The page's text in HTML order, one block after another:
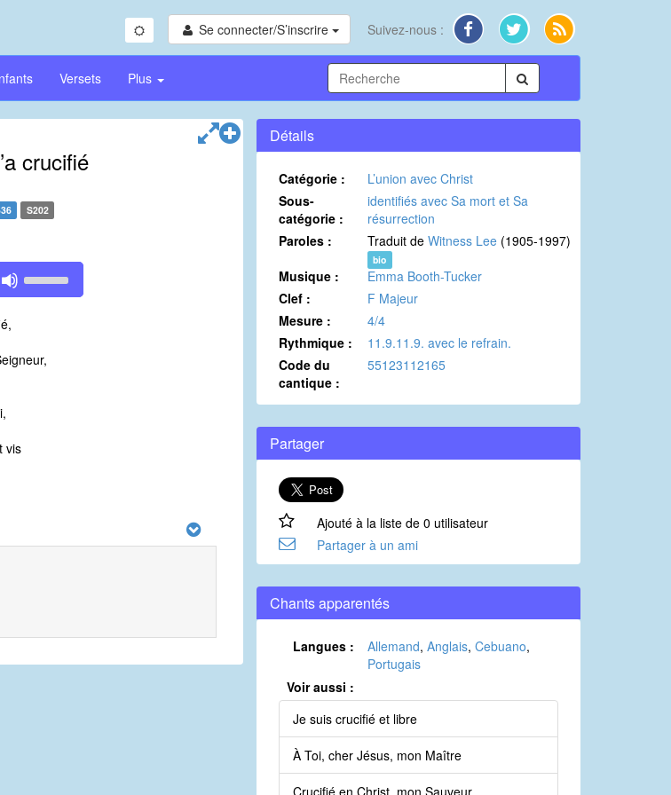
Se connecter/S’inscrire Suivez-nous :
Versets Plus
crucifié
S202
Up/Down
increase
vis
Détails
Catégorie :
L’union avec Christ
Sous-
catégorie :
identifiés avec Sa mort et Sa
résurrection
Paroles :
Traduit de Witness Lee (1905-1997)
bio
Musique :
Emma Booth-Tucker
Clef :
F Majeur
Mesure :
4/4
Rythmique :
11.9.11.9. avec le refrain.
Code du
cantique :
55123112165
Partager
Ajouté à la liste de 0 utilisateur
Partager à un ami
Chants apparentés
Langues : Allemand, Anglais, Cebuano,
Portugais
Voir aussi :
Je suis crucifié et libre
À Toi, cher Jésus, mon Maître